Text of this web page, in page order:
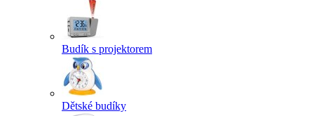
Budík s projektorem
Dětské budíky